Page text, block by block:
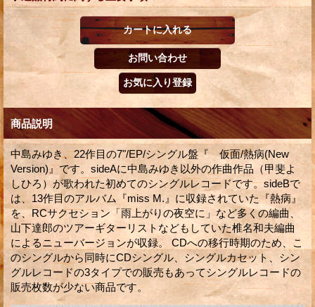
商品説明
中島みゆき、22作目の7"/EP/シングル盤『 仮面/熱病(New
Version)』です。sideAに中島みゆき以外の作曲作品（甲斐よ
しひろ）が歌われた初めてのシングルレコードです。sideBで
は、13作目のアルバム『miss M.』に収録されていた『熱病』
を、RCサクセション「雨上がりの夜空に」など多くの編曲、
山下達郎のツアーギターリストなどもしていた椎名和夫編曲
によるニューバージョンが収録。 CDへの移行時期のため、こ
のシングルから同時にCDシングル、シングルカセット、シン
グルレコードの3タイプでの販売もあってシングルレコードの
販売枚数が少ない商品です。